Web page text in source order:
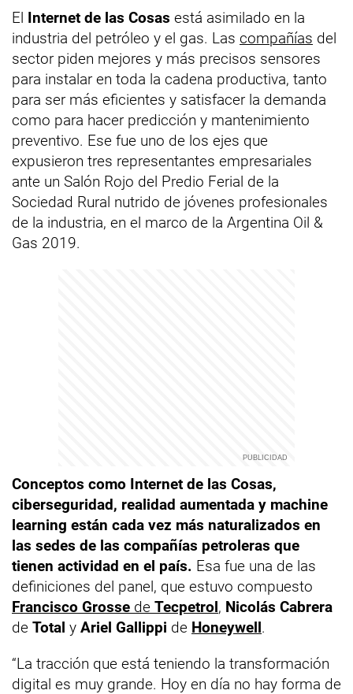
El Internet de las Cosas está asimilado en la
industria del petróleo y el gas. Las compañías del
sector piden mejores y más precisos sensores
para instalar en toda la cadena productiva, tanto
para ser más eficientes y satisfacer la demanda
como para hacer predicción y mantenimiento
preventivo. Ese fue uno de los ejes que
expusieron tres representantes empresariales
ante un Salón Rojo del Predio Ferial de la
Sociedad Rural nutrido de jóvenes profesionales
de la industria, en el marco de la Argentina Oil &
Gas 2019.
Conceptos como Internet de las Cosas,
ciberseguridad, realidad aumentada y machine
learning están cada vez más naturalizados en
las sedes de las compañías petroleras que
tienen actividad en el país. Esa fue una de las
definiciones del panel, que estuvo compuesto
Francisco Grosse de Tecpetrol, Nicolás Cabrera
de Total y Ariel Gallippi de Honeywell.
“La tracción que está teniendo la transformación
digital es muy grande. Hoy en día no hay forma de